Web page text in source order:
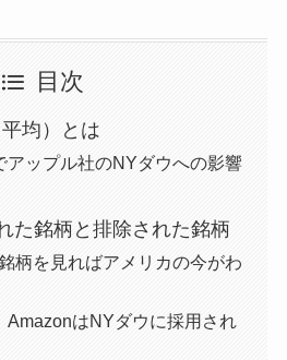
目次
均）とは
アップル社のNYダウへの影響
た銘柄と排除された銘柄
柄を見ればアメリカの今がわ
AmazonはNYダウに採用され